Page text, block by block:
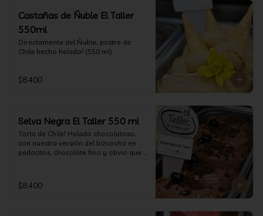
Castañas de Ñuble El Taller
550ml
Directamente del Ñuble, postre de
Chile hecho helado! (550 ml)
$8.400
Selva Negra El Taller 550 ml
Torta de Chile! Helado chocolatoso,
con nuestra versión del bizcocho en
pedacitos, chocolate fino y obvio que
$8.400